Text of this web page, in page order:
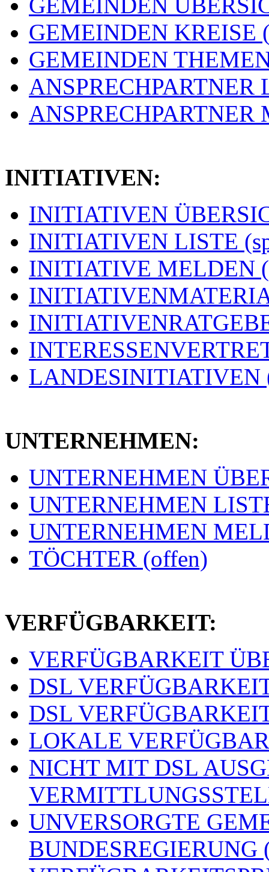
GEMEINDEN KREISE
GEMEINDEN
ANSPRECHPARTNER
ANSPRECHPARTNER
INITIATIVEN:
INITIATIVEN
INITIATIVEN LISTE
INITIATIVE MELDEN
LANDESINITIATIVEN
UNTERNEHMEN:
UNTERNEHMEN
UNTERNEHMEN
UNTERNEHMEN
TÖCHTER (offen)
VERFÜGBARKEIT:
VERFÜGBARKEIT
DSL
DSL
LOKALE
NICHT MIT DSL
UNVERSORGTE
BUNDESREGIERUNG